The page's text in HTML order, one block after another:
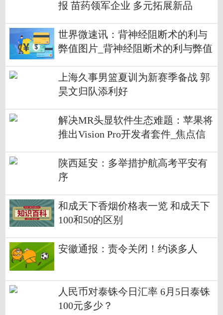
报 苗药领军企业 多元拓展新品
世界微速讯：背神经阻断术的利与
弊值图片_背神经阻断术的利与弊值
上海久事男篮夏训为新赛季备战 郭
昊文归队添利好
解决MR头显软件生态难题：苹果将
推出Vision Pro开发者套件_焦点信
陕西延安：多举措护航高考平安有
序
和成天下香烟价格表一览 和成天下
100和50的区别
安徽通报：责令关闭！约谈多人
人民币对泰铢今日汇率 6月5日泰铢
100元多少？